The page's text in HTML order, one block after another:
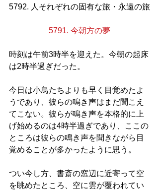
5792. 人それぞれの固有な旅・永遠の旅
5791. 今朝方の夢
時刻は午前3時半を迎えた。今朝の起床
は2時半過ぎだった。
今日は小鳥たちよりも早く目覚めたよ
うであり、彼らの鳴き声はまだ聞こえ
てこない。彼らが鳴き声を本格的に上
げ始めるのは4時半過ぎであり、ここの
ところは彼らの鳴き声を聞きながら目
覚めることが多かったように思う。
つい今し方、書斎の窓辺に近寄って空
を眺めたところ、空に雲が覆われてい